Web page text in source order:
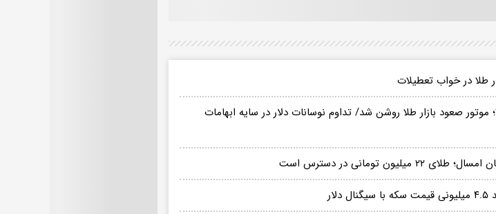
قیمت دلار، طلا و سکه ۱۱ تیر ۱۴۰۵؛ موتور صعود بازار طلا روشن شد/ تداوم نوسانات دلار در سایه ابهامات